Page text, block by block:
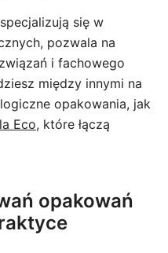
się w
pozwala na
i fachowego
między innymi na
opakowania, jak
Eco, które łączą
opakowań